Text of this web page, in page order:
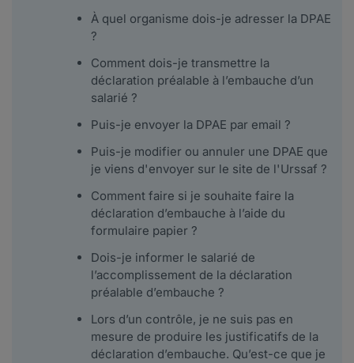
À quel organisme dois-je adresser la DPAE
?
Comment dois-je transmettre la
déclaration préalable à l’embauche d’un
salarié ?
Puis-je envoyer la DPAE par email ?
Puis-je modifier ou annuler une DPAE que
je viens d'envoyer sur le site de l'Urssaf ?
Comment faire si je souhaite faire la
déclaration d’embauche à l’aide du
formulaire papier ?
Dois-je informer le salarié de
l’accomplissement de la déclaration
préalable d’embauche ?
Lors d’un contrôle, je ne suis pas en
mesure de produire les justificatifs de la
déclaration d’embauche. Qu’est-ce que je